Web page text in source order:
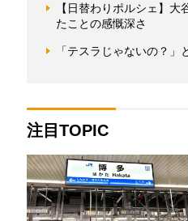
【日替わりポルシェ】
たことの感慨深さ
「テスラじゃないの？
注目TOPIC